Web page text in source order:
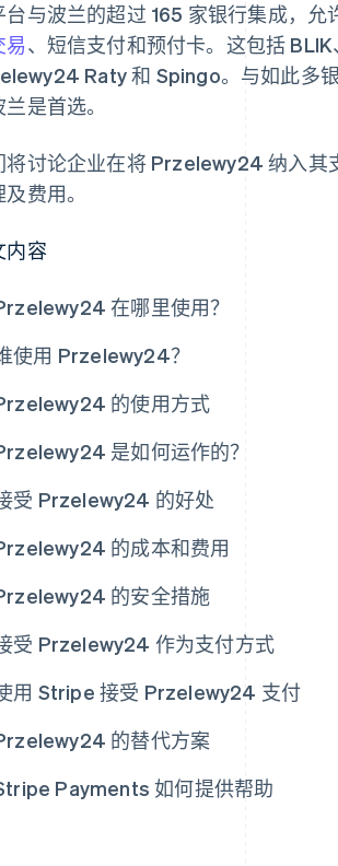
台与波兰的超过 165 家银行集成，允
易、短信支付和预付卡。这包括
Raty 和 Spingo。与如此多
是首选。
将讨论企业在将 Przelewy24 纳入其
费用。
内容
在哪里使用？
使用 Przelewy24？
的使用方式
是如何运作的？
受 Przelewy24 的好处
的成本和费用
的安全措施
受 Przelewy24 作为支付方式
用 Stripe 接受 Przelewy24 支付
的替代方案
Payments 如何提供帮助